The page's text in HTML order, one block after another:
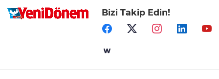
Bizi Takip Edin!